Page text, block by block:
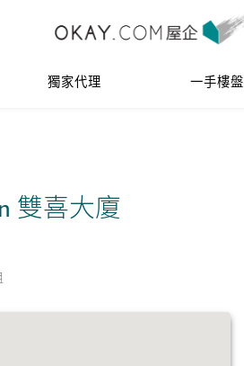
獨家代理 一手樓盤
雙喜大廈